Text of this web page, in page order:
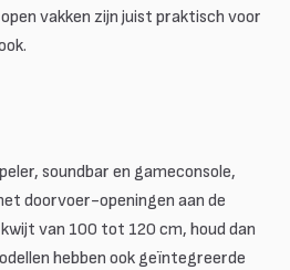
vakken zijn juist praktisch voor
soundbar en gameconsole,
doorvoer-openingen aan de
van 100 tot 120 cm, houd dan
hebben ook geïntegreerde